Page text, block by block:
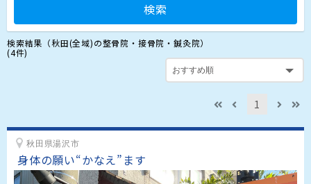
検索
検索結果（秋田(全域)の整骨院・接骨院・鍼灸院）
(4件)
1
秋田県湯沢市
身体の願い“かなえ”ます